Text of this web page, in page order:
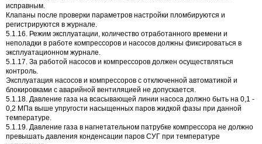
исправным.
Клапаны после проверки параметров настройки пломбируются и
регистрируются в журнале.
5.1.16. Режим эксплуатации, количество отработанного времени и
неполадки в работе компрессоров и насосов должны фиксироваться в
эксплуатационном журнале.
5.1.17. За работой насосов и компрессоров должен осуществляться
контроль.
Эксплуатация насосов и компрессоров с отключенной автоматикой и
блокировками с аварийной вентиляцией не допускается.
5.1.18. Давление газа на всасывающей линии насоса должно быть на 0,1 -
0,2 МПа выше упругости насыщенных паров жидкой фазы при данной
температуре.
5.1.19. Давление газа в нагнетательном патрубке компрессора не должно
превышать давления конденсации паров СУГ при температуре